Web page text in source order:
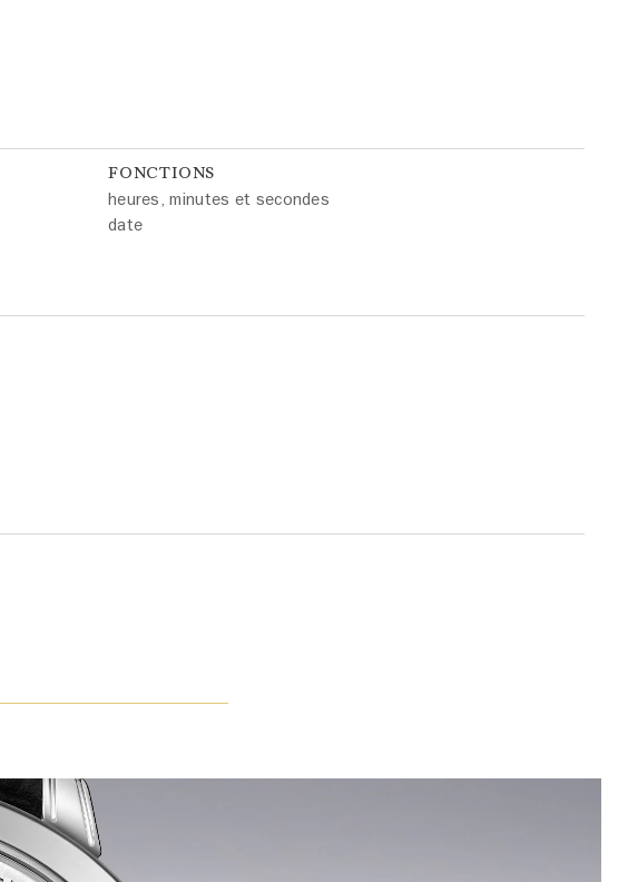
FONCTIONS
heures, minutes et secondes
date